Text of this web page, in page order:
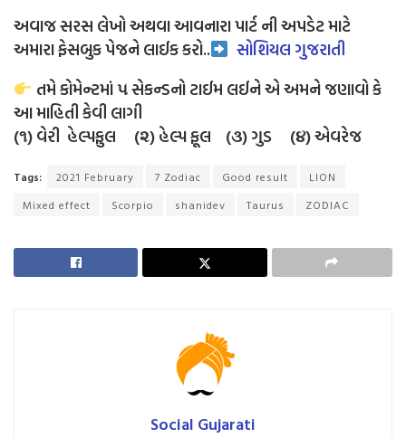
અવાજ સરસ લેખો અથવા આવનારા પાર્ટ ની અપડેટ માટે
અમારા ફેસબુક પેજને લાઈકકરો..
સોશિયલ ગુજરાતી
તમે કોમેન્ટમાં ૫ સેકન્ડનો ટાઈમ લઈને એ અમને જણાવો કે
આ માહિતી કેવી લાગી
(૧) વેરી હેલ્પફુલ (૨) હેલ્પ ફૂલ (૩) ગુડ (૪) એવરેજ
Tags: 2021 February 7 Zodiac Good result
LION
Mixed effect
Scorpio shanidev Taurus ZODIAC
Social Gujarati